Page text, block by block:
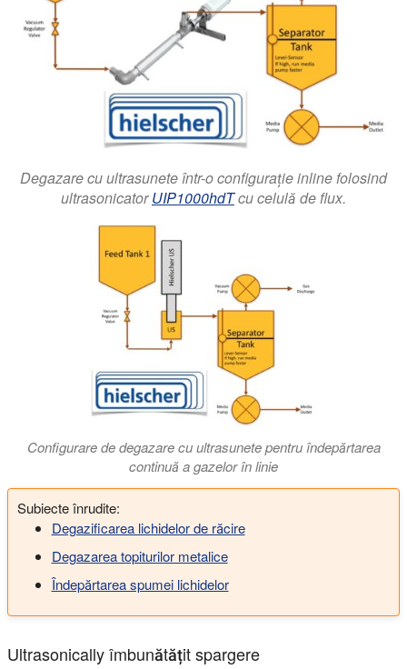
Degazare cu ultrasunete într-o configurație inline folosind
ultrasonicatorUIP1000hdTcu celulă de flux.
Configurare de degazare cu ultrasunete pentru îndepărtarea
continuă a gazelor în linie
Subiecte înrudite:
Degazificarea lichidelor de răcire
Degazarea topiturilor metalice
Îndepărtarea spumei lichidelor
Ultrasonically îmbunătățit spargere